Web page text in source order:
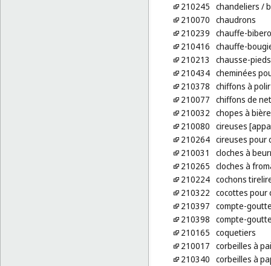
210245 chandeliers /
210070 chaudrons
210239 chauffe-
210416 chauffe-
210213
chausse-pieds
210434 cheminées
210378 chiffons à polir
210077 chiffons de
210032 chopes à bière
210080 cireuses
210264 cireuses pour
210031
cloches à
210265 cloches à
210224 cochons
210322 cocottes pour
210397 compte-
210398 compte-
210165 coquetiers
210017 corbeilles à
210340 corbeilles à